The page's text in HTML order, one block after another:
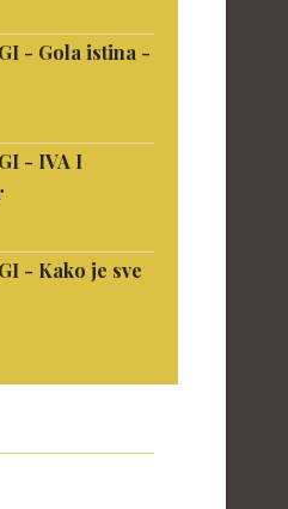
- Gola istina -
- IVA I
- Kako je sve